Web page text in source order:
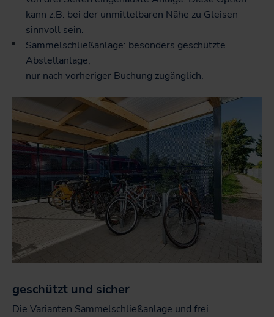
kann z.B. bei der unmittelbaren Nähe zu Gleisen
sinnvoll sein.
Sammelschließanlage: besonders geschützte
Abstellanlage,
nur nach vorheriger Buchung zugänglich.
geschützt und sicher
Die Varianten Sammelschließanlage und frei